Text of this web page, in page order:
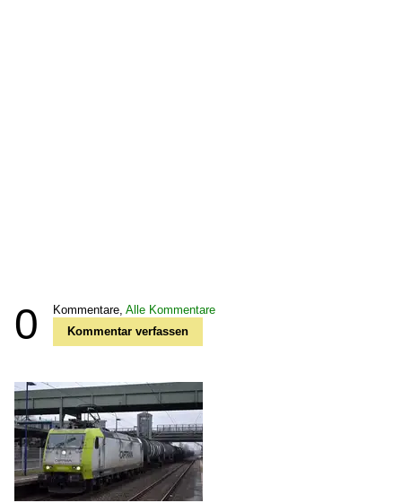
0 Kommentare, Alle Kommentare
Kommentar verfassen